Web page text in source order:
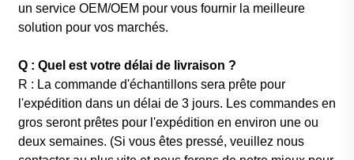
un service OEM/OEM pour vous fournir la meilleure
solution pour vos marchés.
Q : Quel est votre délai de livraison ?
R : La commande d'échantillons sera prête pour
l'expédition dans un délai de 3 jours. Les commandes en
gros seront prêtes pour l'expédition en environ une ou
deux semaines. (Si vous êtes pressé, veuillez nous